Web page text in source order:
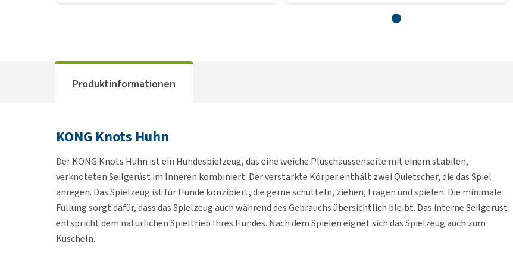
Produktinformationen
KONG Knots Huhn
Der KONG Knots Huhn ist ein Hundespielzeug, das eine weiche Plüschaussenseite mit einem stabilen,
verknoteten Seilgerüst im Inneren kombiniert. Der verstärkte Körper enthält zwei Quietscher, die das Spiel
anregen. Das Spielzeug ist für Hunde konzipiert, die gerne schütteln, ziehen, tragen und spielen. Die minimale
Füllung sorgt dafür, dass das Spielzeug auch während des Gebrauchs übersichtlich bleibt. Das interne Seilgerüst
entspricht dem natürlichen Spieltrieb Ihres Hundes. Nach dem Spielen eignet sich das Spielzeug auch zum
Kuscheln.